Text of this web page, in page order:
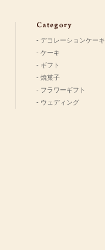
- デコレーションケーキ
- ケーキ
- ギフト
- 焼菓子
- フラワーギフト
- ウェディング